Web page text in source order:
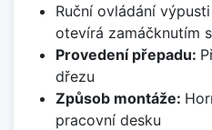
Ruční ovládání
otevírá zamáčknutím
Provedení přepadu:
dřezu
Způsob montáže:
pracovní desku